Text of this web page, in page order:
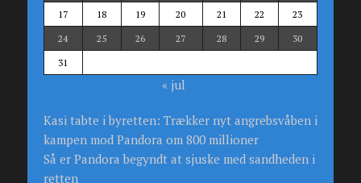
17
18 19 20 21 22
23
24
25 26 27 28 29
30
31
« jul
Kasi tabte i byretten: Trækker nyt angrebsvåben i
kampen mod Pandora om 800 millioner
Så er Pandora begyndt at sjuske med sandheden i
retten